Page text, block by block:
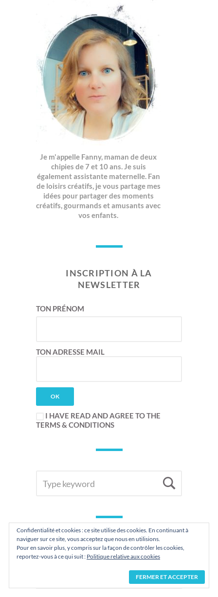
Je m'appelle Fanny, maman de deux
chipies de 7 et 10 ans. Je suis
également assistante maternelle. Fan
de loisirs créatifs, je vous partage mes
idées pour partager des moments
créatifs, gourmands et amusants avec
vos enfants.
INSCRIPTION À LA
NEWSLETTER
TON PRÉNOM
TON ADRESSE MAIL
I HAVE READ AND AGREE TO THE
TERMS & CONDITIONS
FOR:
ANCIENS ARTICLES
Confidentialité et cookies : ce site utilise des cookies. En continuant à
naviguer sur ce site, vous acceptez que nous en utilisions.
Pour en savoir plus, y compris sur la façon de contrôler les cookies,
reportez-vous à ce qui suit : Politique relative aux cookies